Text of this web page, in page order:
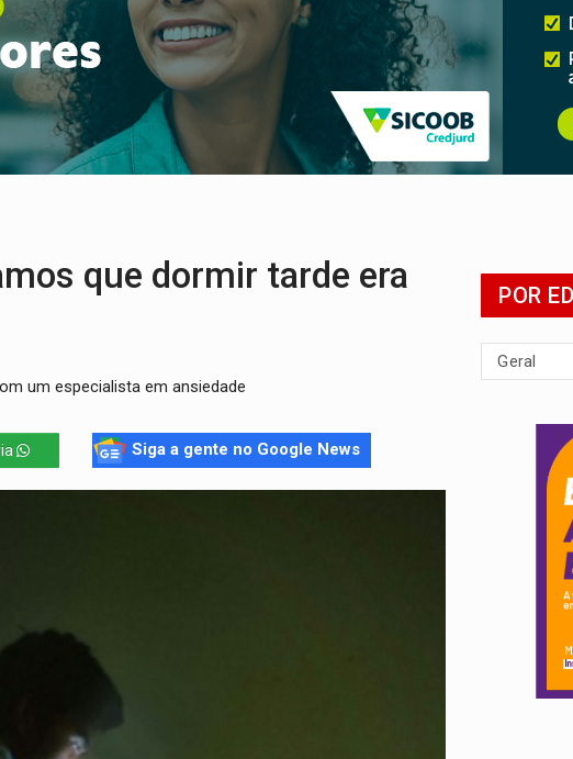
próximo ao Skate Parque
de ajuda em PVH
desaparecido em PVH
localizar corpo de rapaz desaparecido
que dormir tarde era
um especialista em ansiedade
Siga a gente no Google News
POR